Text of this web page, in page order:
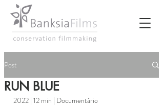
Post
RUN BLUE
2022 | 12 min | Documentário